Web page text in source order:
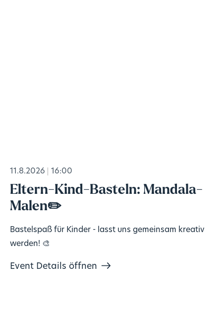
11.8.2026 16:00
Eltern-Kind-Basteln: Mandala-
Malen✏️
Bastelspaß für Kinder - lasst uns gemeinsam kreativ
werden! 🎨
Event Details öffnen